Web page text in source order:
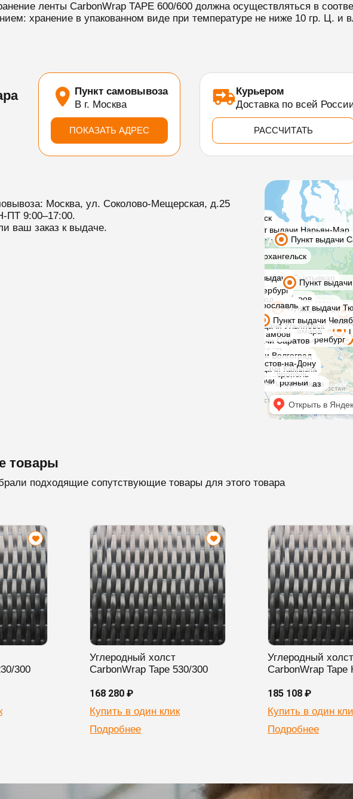
ленты CarbonWrap TAPE 600/600 должна осуществляться в
хранение в упакованном виде при температуре не ниже 10 гр. Ц. и
Пункт самовывоза
В г. Москва
ПОКАЗАТЬ АДРЕС
Курьером
Доставка по всей
РАССЧИТАТЬ
Москва, ул. Соколово-Мещерская, д.25
ПТ 9:00–17:00.
ваш заказ к выдаче.
товары
подходящие сопутствующие товары для этого товара
300
Углеродный холст
CarbonWrap Tape 530/300
168 280 ₽
Купить в один клик
Подробнее
Углеродный холст
CarbonWrap Tape
185 108 ₽
Купить в один
Подробнее